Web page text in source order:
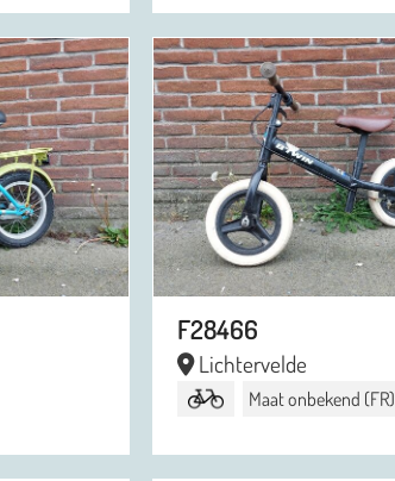
F28466
Lichtervelde
Maat onbekend (FR)